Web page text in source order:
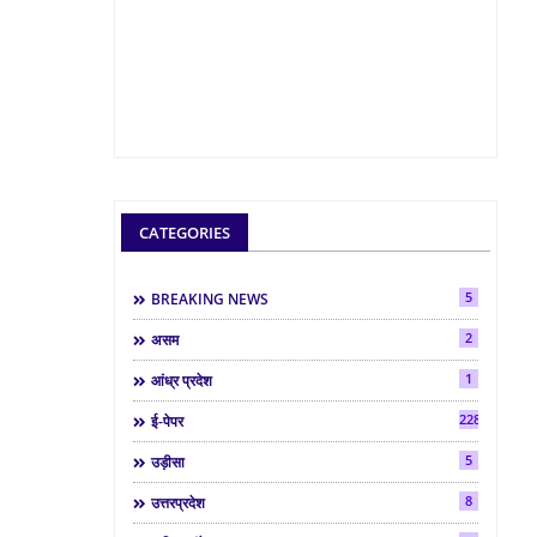
CATEGORIES
BREAKING NEWS 5
असम 2
आंध्र प्रदेश 1
ई-पेपर 2286
उड़ीसा 5
उत्तरप्रदेश 8